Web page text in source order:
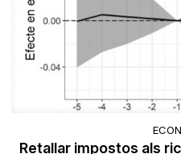
Retallar impostos als